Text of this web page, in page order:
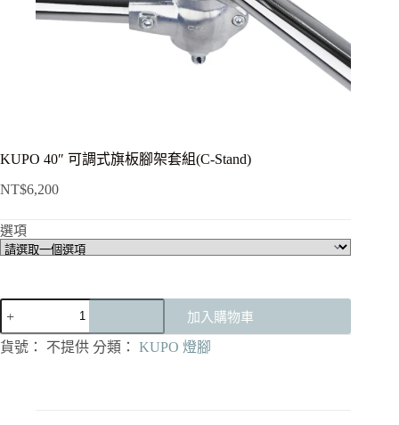
KUPO 40″ 可調式旗板腳架套組(C-Stand)
NT$6,200
選項
KUPO
40"
可
調
加入購物車
貨號： 不提供 分類： KUPO 燈腳